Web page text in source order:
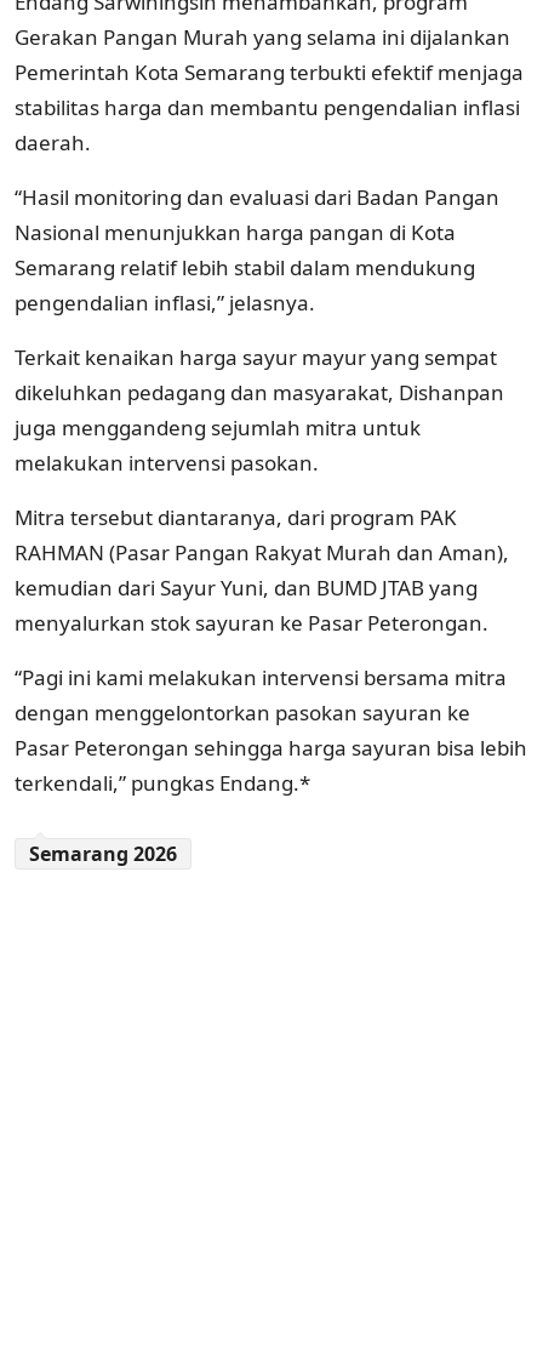
Gerakan Pangan Murah yang selama ini dijalankan
Pemerintah Kota Semarang terbukti efektif menjaga
stabilitas harga dan membantu pengendalian inflasi
daerah.
“Hasil monitoring dan evaluasi dari Badan Pangan
Nasional menunjukkan harga pangan di Kota
Semarang relatif lebih stabil dalam mendukung
pengendalian inflasi,” jelasnya.
Terkait kenaikan harga sayur mayur yang sempat
dikeluhkan pedagang dan masyarakat, Dishanpan
juga menggandeng sejumlah mitra untuk
melakukan intervensi pasokan.
Mitra tersebut diantaranya, dari program PAK
RAHMAN (Pasar Pangan Rakyat Murah dan Aman),
kemudian dari Sayur Yuni, dan BUMD JTAB yang
menyalurkan stok sayuran ke Pasar Peterongan.
“Pagi ini kami melakukan intervensi bersama mitra
dengan menggelontorkan pasokan sayuran ke
Pasar Peterongan sehingga harga sayuran bisa lebih
terkendali,” pungkas Endang.*
Semarang 2026